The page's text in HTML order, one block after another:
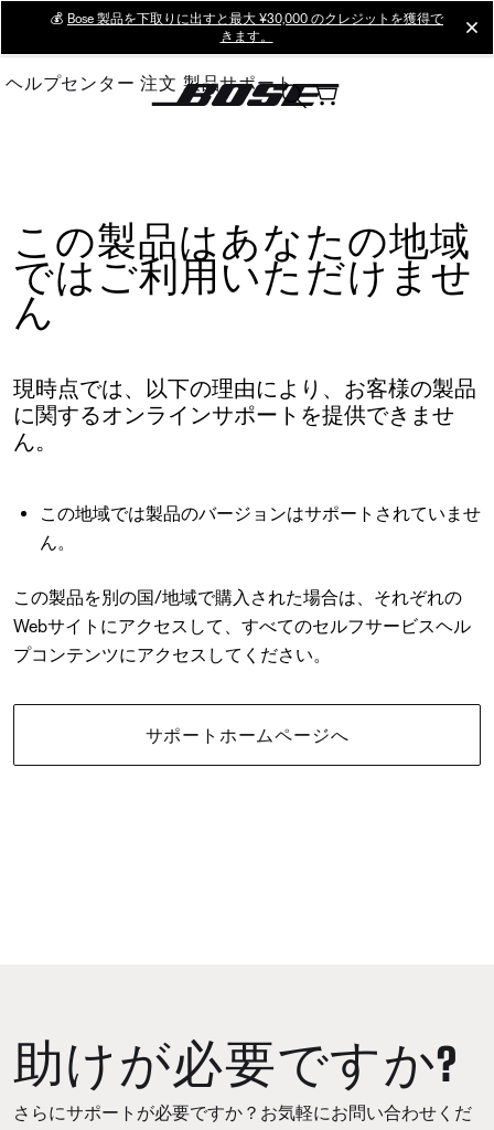
Main
💰 Bose 製品を下取りに出すと最大 ¥30,000 のクレジットを獲得で
きます。
ヘルプセンター 注文 製品サポート
この製品はあなたの地域
ではご利用いただけませ
ん
現時点では、以下の理由により、お客様の製品
に関するオンラインサポートを提供できませ
ん。
この地域では製品のバージョンはサポートされていませ
ん。
この製品を別の国/地域で購入された場合は、それぞれの
Webサイトにアクセスして、すべてのセルフサービスヘル
プコンテンツにアクセスしてください。
サポートホームページへ
助けが必要ですか?
さらにサポートが必要ですか？お気軽にお問い合わせくだ